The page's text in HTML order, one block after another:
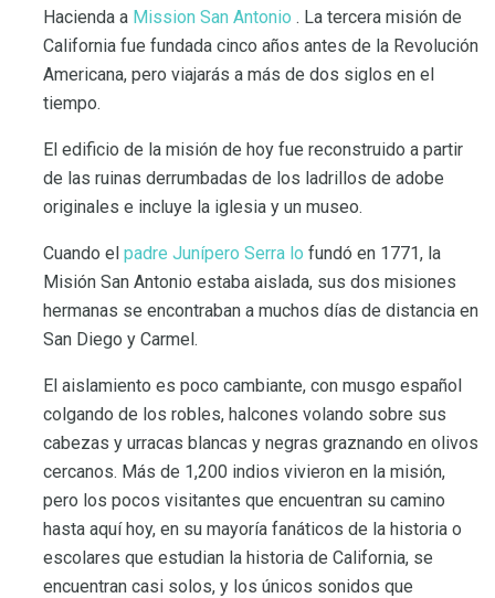
Hacienda a Mission San Antonio . La tercera misión de
California fue fundada cinco años antes de la Revolución
Americana, pero viajarás a más de dos siglos en el
tiempo.
El edificio de la misión de hoy fue reconstruido a partir
de las ruinas derrumbadas de los ladrillos de adobe
originales e incluye la iglesia y un museo.
Cuando el padre Junípero Serra lo fundó en 1771, la
Misión San Antonio estaba aislada, sus dos misiones
hermanas se encontraban a muchos días de distancia en
San Diego y Carmel.
El aislamiento es poco cambiante, con musgo español
colgando de los robles, halcones volando sobre sus
cabezas y urracas blancas y negras graznando en olivos
cercanos. Más de 1,200 indios vivieron en la misión,
pero los pocos visitantes que encuentran su camino
hasta aquí hoy, en su mayoría fanáticos de la historia o
escolares que estudian la historia de California, se
encuentran casi solos, y los únicos sonidos que